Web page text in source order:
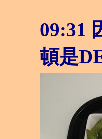
09:31
頓是